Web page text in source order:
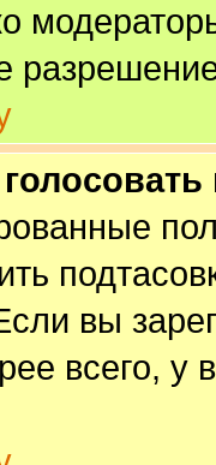
вы
всего,